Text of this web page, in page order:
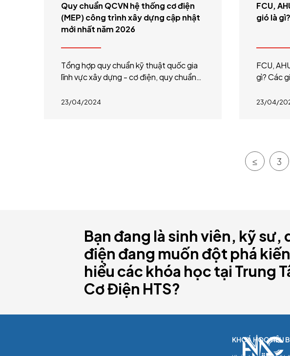
Quy chuẩn QCVN hệ thống cơ điện
(MEP) công trình xây dựng cập nhật
mới nhất năm 2026
Tổng hợp quy chuẩn kỹ thuật quốc gia
lĩnh vực xây dựng - cơ điện, quy chuẩn
nước cập nhật mới nhất năm 2026
23/04/2024
FCU,
gió là gì?
FCU,
gì? Các
23/04/
≤ 3
Bạn đang là sinh viên, kỹ sư,
điện đang muốn đột phá
hiểu các khóa học tại Trung
Cơ Điện HTS?